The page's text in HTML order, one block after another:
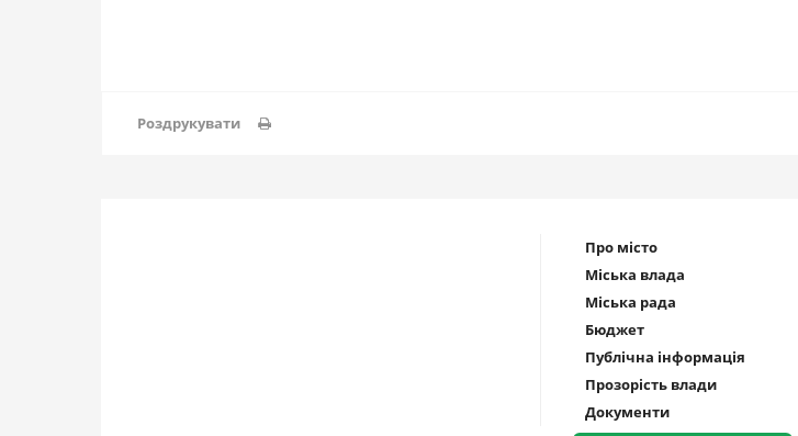
Роздрукувати
Про місто
Міська влада
Міська рада
Бюджет
Публічна інформація
Прозорість влади
Документи